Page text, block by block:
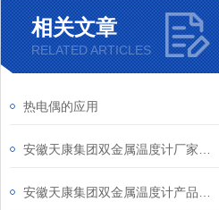
相关文章
RELATED ARTICLES
热电偶的应用